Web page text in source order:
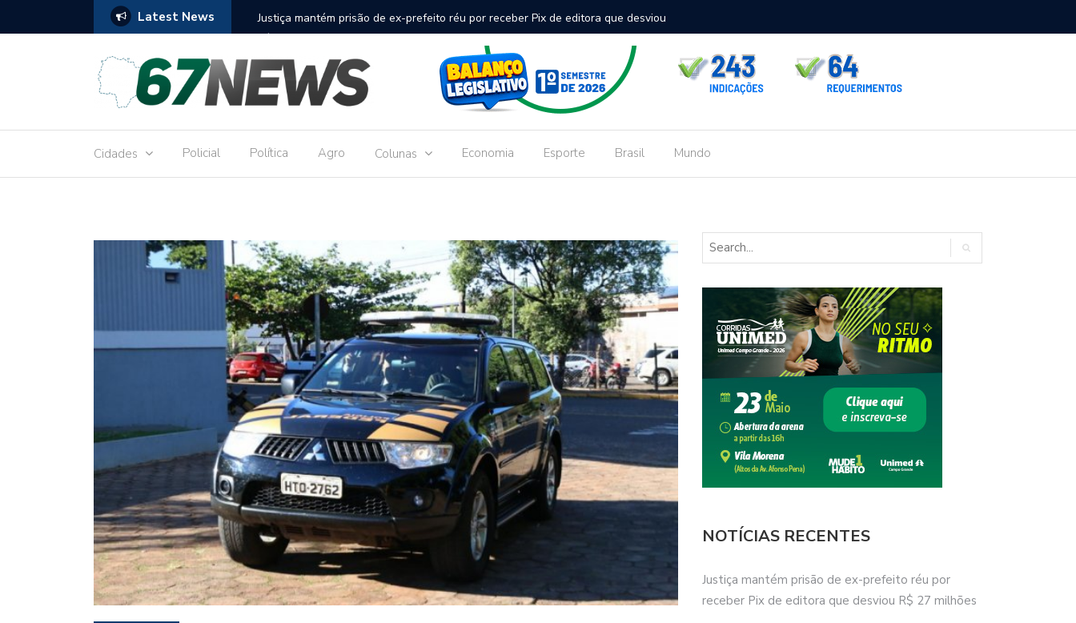
Latest News
réu por receber Pix de editora que desviou
Construção do terminal de passageiros no Aeroporto de Dourados vai custar R$
9,8 milhões
Dourados
Cidades Policial Política Agro Colunas Economia Esporte Brasil Mundo
NOTÍCIAS RECENTES
Justiça mantém prisão de ex-prefeito réu por
receber Pix de editora que desviou R$ 27 milhões